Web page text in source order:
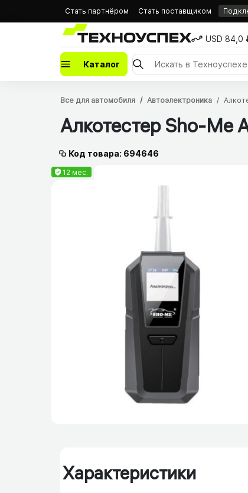
Стать партнёром Стать поставщиком
USD 84,0
Каталог
Все для автомобиля Автоэлектроника
Алкотестер Sho-Me
Код товара: 694646
12 мес.
Характеристики